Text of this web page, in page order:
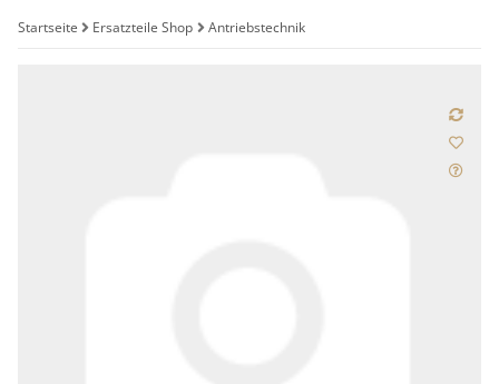
Startseite Ersatzteile Shop Antriebstechnik